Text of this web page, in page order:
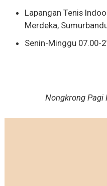
Lapangan Tenis
Merdeka,
Senin-Minggu 07.00-
Nongkrong Pagi